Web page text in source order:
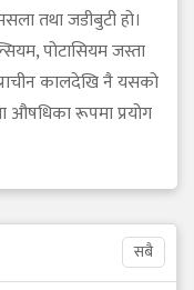
तथा जडीबुटी हो।
पोटासियम जस्ता
कालदेखि नै यसको
औषधिका रूपमा प्रयोग
सबै